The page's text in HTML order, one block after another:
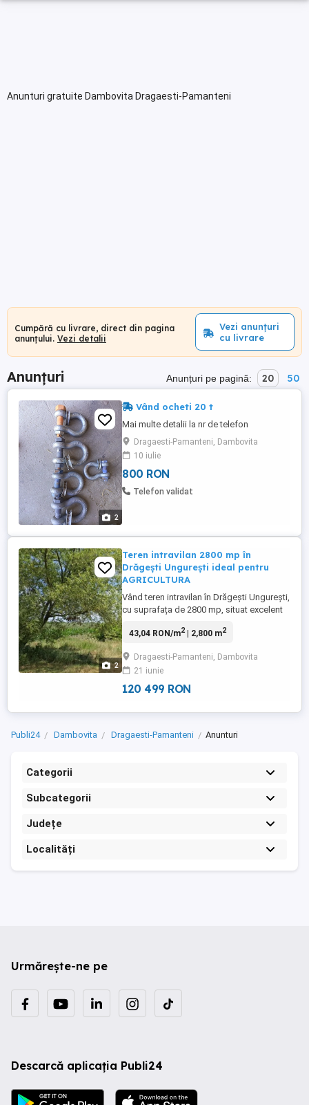
Anunturi gratuite Dambovita Dragaesti-Pamanteni
Cumpără cu livrare, direct din pagina
anunțului. Vezi detalii
Vezi anunțuri
cu livrare
Anunțuri Anunțuri pe pagină: 20 50
2
Vând ocheti 20 t
Mai multe detalii la nr de telefon
Dragaesti-Pamanteni, Dambovita
10 iulie
800 RON
Telefon validat
2
Teren intravilan 2800 mp în
Drăgești Ungurești ideal pentru
AGRICULTURA
Vând teren intravilan în Drăgești Ungurești,
cu suprafața de 2800 mp, situat excelent
vizibilitate foarte bună, ideal atât pentru
lungimea este mare! Terenul dispune de
sol fertil, perfect pentru cultivare, fiind o
alegere ...
43,04 RON/m2| 2,800 m2
Dragaesti-Pamanteni, Dambovita
21 iunie
120 499 RON
Publi24 Dambovita Dragaesti-Pamanteni Anunturi
Categorii
Subcategorii
Județe
Localități
Urmărește-ne pe
Descarcă aplicația Publi24